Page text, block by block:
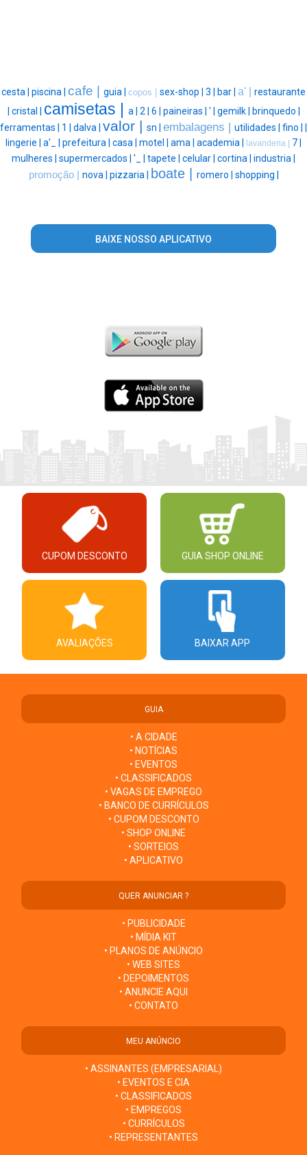
cesta | piscina | cafe | guia | copos | sex-shop | 3 | bar | a' | restaurante
cristal | camisetas | a | 2 | 6 | paineiras | ' | gemilk |
brinquedo |
ferramentas | 1 | dalva | valor | sn | embalagens | utilidades | fino |
lingerie | a'_ | prefeitura | casa | motel | ama | academia | lavanderia | 7 |
mulheres | supermercados | '_ | tapete | celular | cortina | industria |
promoção | nova | pizzaria | boate | romero | shopping |
BAIXE NOSSO APLICATIVO
CUPOM DESCONTO GUIA SHOP ONLINE
AVALIAÇÕES BAIXAR APP
GUIA
• A CIDADE
• NOTÍCIAS
• EVENTOS
• CLASSIFICADOS
• VAGAS DE EMPREGO
• BANCO DE CURRÍCULOS
• CUPOM DESCONTO
• SHOP ONLINE
• SORTEIOS
• APLICATIVO
QUER ANUNCIAR ?
• PUBLICIDADE
• MÍDIA KIT
• PLANOS DE ANÚNCIO
• WEB SITES
• DEPOIMENTOS
• ANUNCIE AQUI
• CONTATO
MEU ANÚNCIO
• ASSINANTES (EMPRESARIAL)
• EVENTOS E CIA
• CLASSIFICADOS
• EMPREGOS
• CURRÍCULOS
• REPRESENTANTES